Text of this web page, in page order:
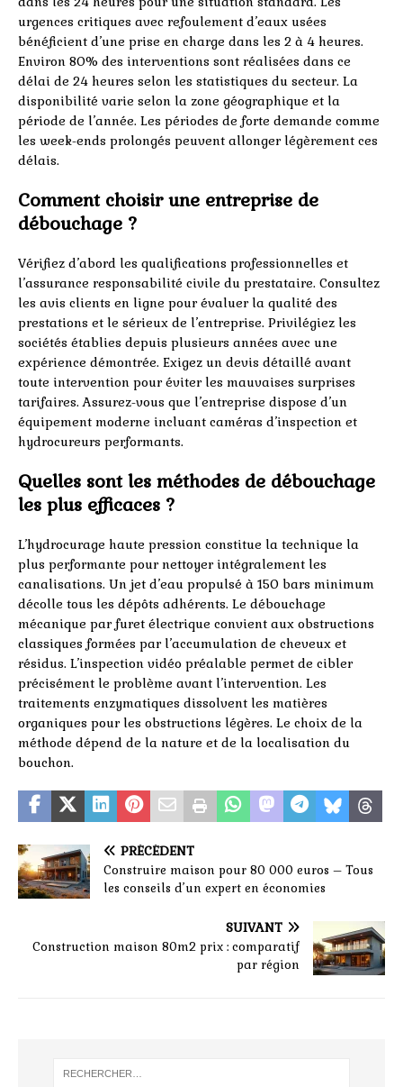
urgences critiques avec refoulement d’eaux usées
bénéficient d’une prise en charge dans les 2 à 4 heures.
Environ 80% des interventions sont réalisées dans ce
délai de 24 heures selon les statistiques du secteur. La
disponibilité varie selon la zone géographique et la
période de l’année. Les périodes de forte demande comme
les week-ends prolongés peuvent allonger légèrement ces
délais.
Comment choisir une entreprise de
débouchage ?
Vérifiez d’abord les qualifications professionnelles et
l’assurance responsabilité civile du prestataire. Consultez
les avis clients en ligne pour évaluer la qualité des
prestations et le sérieux de l’entreprise. Privilégiez les
sociétés établies depuis plusieurs années avec une
expérience démontrée. Exigez un devis détaillé avant
toute intervention pour éviter les mauvaises surprises
tarifaires. Assurez-vous que l’entreprise dispose d’un
équipement moderne incluant caméras d’inspection et
hydrocureurs performants.
Quelles sont les méthodes de débouchage
les plus efficaces ?
L’hydrocurage haute pression constitue la technique la
plus performante pour nettoyer intégralement les
canalisations. Un jet d’eau propulsé à 150 bars minimum
décolle tous les dépôts adhérents. Le débouchage
mécanique par furet électrique convient aux obstructions
classiques formées par l’accumulation de cheveux et
résidus. L’inspection vidéo préalable permet de cibler
précisément le problème avant l’intervention. Les
traitements enzymatiques dissolvent les matières
organiques pour les obstructions légères. Le choix de la
méthode dépend de la nature et de la localisation du
bouchon.
PRÉCÉDENT
Construire maison pour 80 000 euros – Tous
les conseils d’un expert en économies
SUIVANT
Construction maison 80m2 prix : comparatif
par région